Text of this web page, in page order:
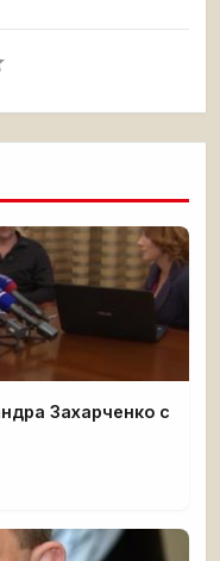
Захарченко с